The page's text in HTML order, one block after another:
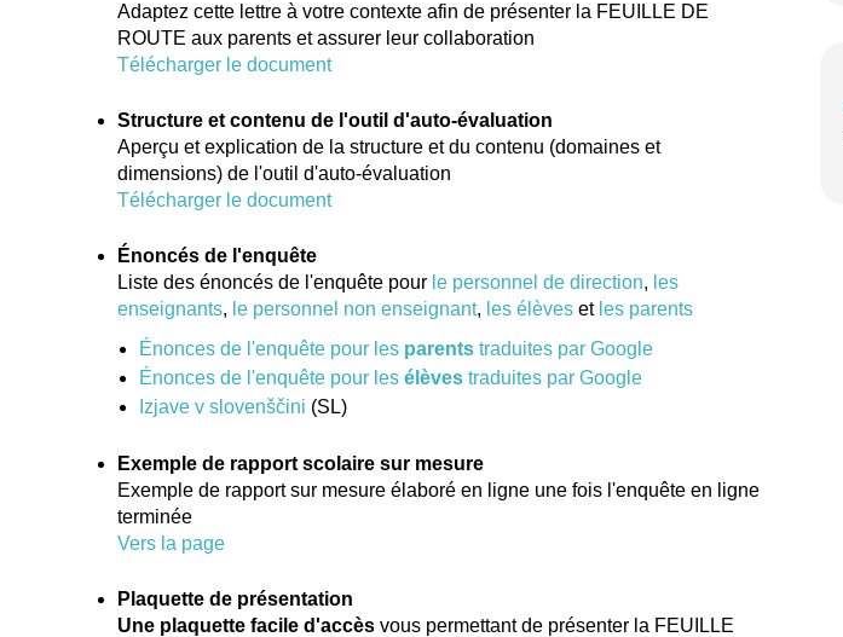
Adaptez cette lettre à votre contexte afin de présenter la FEUILLE DE
ROUTE aux parents et assurer leur collaboration
Télécharger le document
Structure et contenu de l'outil d'auto-évaluation
Aperçu et explication de la structure et du contenu (domaines et
dimensions) de l'outil d'auto-évaluation
Télécharger le document
Énoncés de l'enquête
Liste des énoncés de l'enquête pour le personnel de direction, les
enseignants, le personnel non enseignant, les élèves et les parents
Énonces de l'enquête pour les parents traduites par Google
Énonces de l'enquête pour les élèves traduites par Google
Izjave v slovenščini (SL)
Exemple de rapport scolaire sur mesure
Exemple de rapport sur mesure élaboré en ligne une fois l'enquête en ligne
terminée
Vers la page
Plaquette de présentation
Une plaquette facile d'accès vous permettant de présenter la FEUILLE